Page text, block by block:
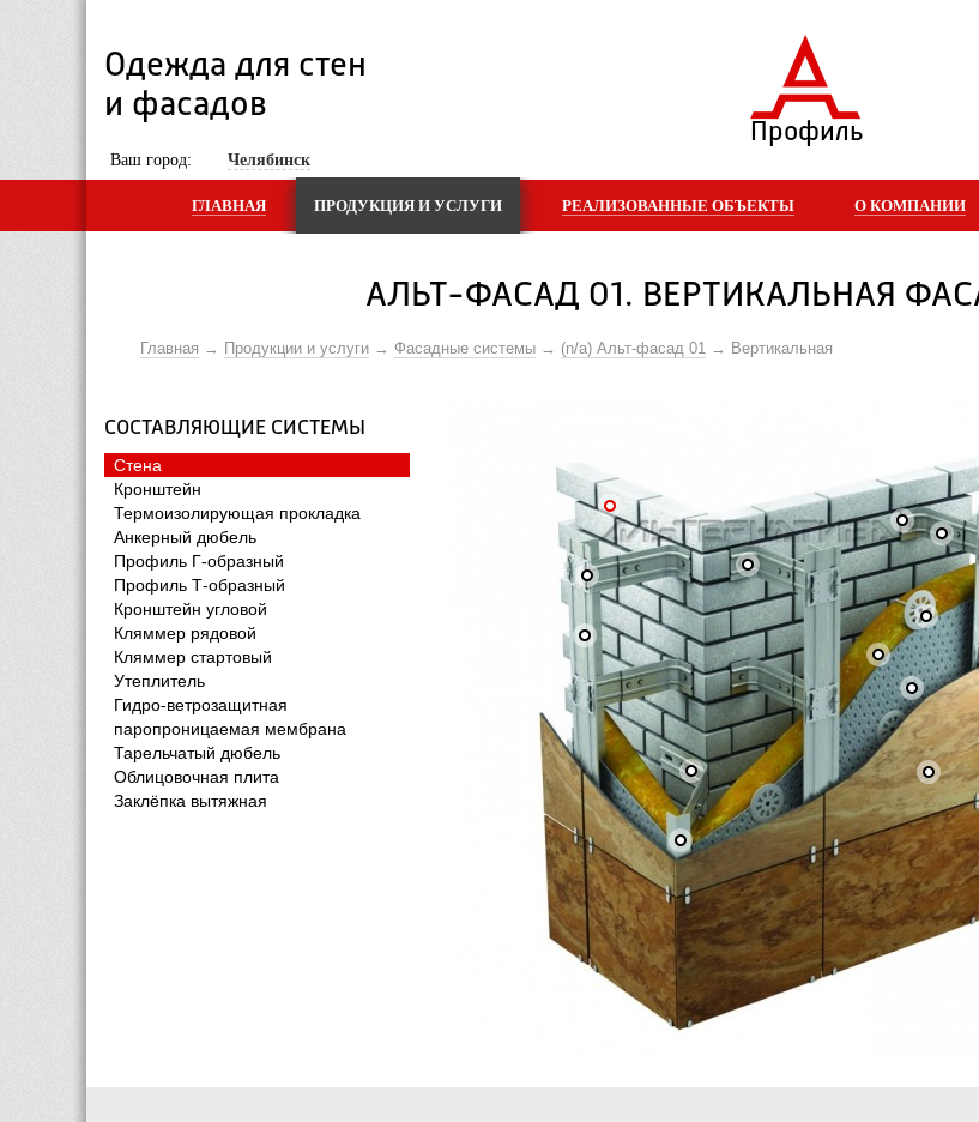
Одежда для стен
и фасадов
Профиль
Ваш город: Челябинск
ГЛАВНАЯ ПРОДУКЦИЯ И УСЛУГИ РЕАЛИЗОВАННЫЕ ОБЪЕКТЫ О КОМПАНИИ
АЛЬТ-ФАСАД 01. ВЕРТИКАЛЬНАЯ
Главная Продукции и услуги Фасадные системы (n/a) Альт-фасад 01 Вертикальная
СОСТАВЛЯЮЩИЕ СИСТЕМЫ
Стена
Кронштейн
Термоизолирующая прокладка
Анкерный дюбель
Профиль Г-образный
Профиль Т-образный
Кронштейн угловой
Кляммер рядовой
Кляммер стартовый
Утеплитель
Гидро-ветрозащитная
паропроницаемая мембрана
Тарельчатый дюбель
Облицовочная плита
Заклёпка вытяжная